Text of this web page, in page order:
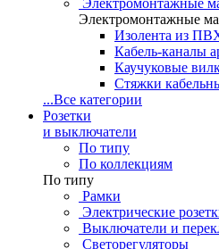
Электромонтажные
Изолента из
Кабель-каналы
Каучуковые
Стяжки
...Все категории
Розетки
и выключатели
По типу
По коллекциям
По типу
Рамки
Электрические
Выключатели и
Светорегуляторы